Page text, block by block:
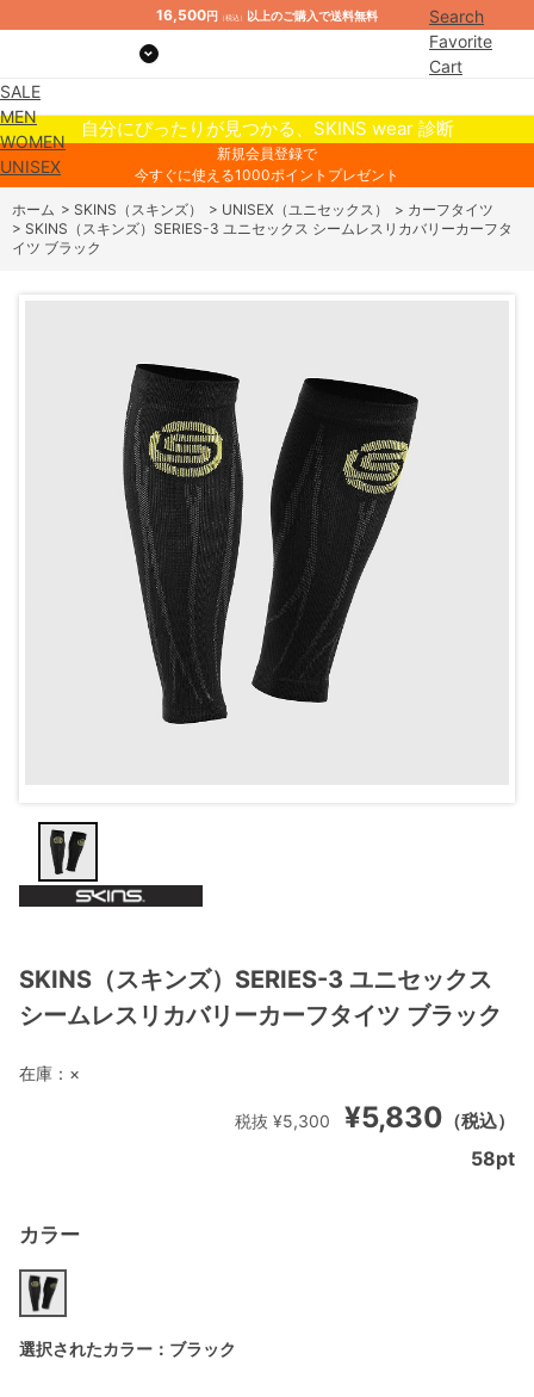
16,500円 （税込） 以上のご購入で送料無料
Search
Favorite
Cart
SALE
MEN
WOMEN
UNISEX
自分にぴったりが見つかる、SKINS wear 診断
新規会員登録で
今すぐに使える1000ポイントプレゼント
ホーム > SKINS（スキンズ） > UNISEX（ユニセックス） > カーフタイツ
> SKINS（スキンズ）SERIES-3 ユニセックス シームレスリカバリーカーフタ
イツ ブラック
SKINS（スキンズ）SERIES-3 ユニセックス
シームレスリカバリーカーフタイツ ブラック
¥5,830 （税込）
税抜 ¥5,300
カラー
選択されたカラー：ブラック
在庫： ×
58pt